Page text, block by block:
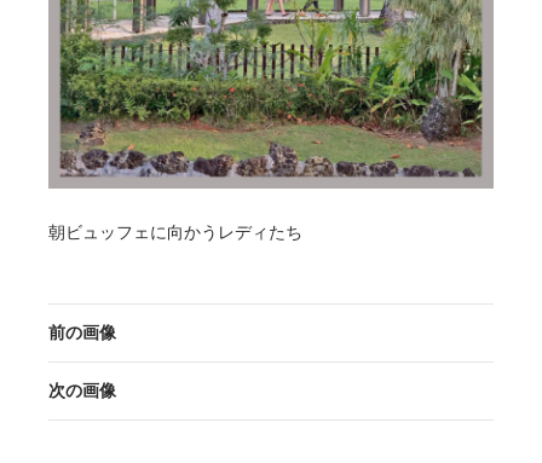
朝ビュッフェに向かうレディたち
前の画像
次の画像